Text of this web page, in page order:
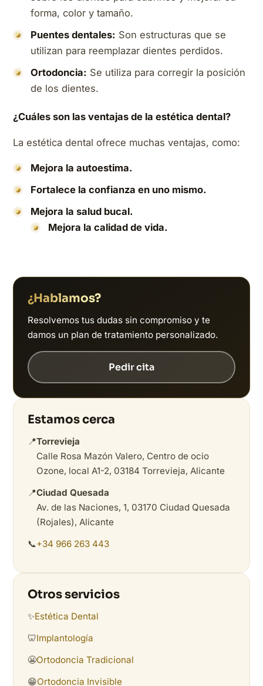
forma, color y tamaño.
Puentes dentales: Son estructuras que se
utilizan para reemplazar dientes perdidos.
Ortodoncia: Se utiliza para corregir la posición
de los dientes.
¿Cuáles son las ventajas de la estética dental?
La estética dental ofrece muchas ventajas, como:
Mejora la autoestima.
Fortalece la confianza en uno mismo.
Mejora la salud bucal.
Mejora la calidad de vida.
¿Hablamos?
Resolvemos tus dudas sin compromiso y te
damos un plan de tratamiento personalizado.
Pedir cita
Estamos cerca
📍Torrevieja
Calle Rosa Mazón Valero, Centro de ocio
Ozone, local A1-2, 03184 Torrevieja, Alicante
📍Ciudad Quesada
Av. de las Naciones, 1, 03170 Ciudad Quesada
(Rojales), Alicante
📞+34 966 263 443
Otros servicios
✨Estética Dental
🦷Implantología
😬Ortodoncia Tradicional
😁Ortodoncia Invisible